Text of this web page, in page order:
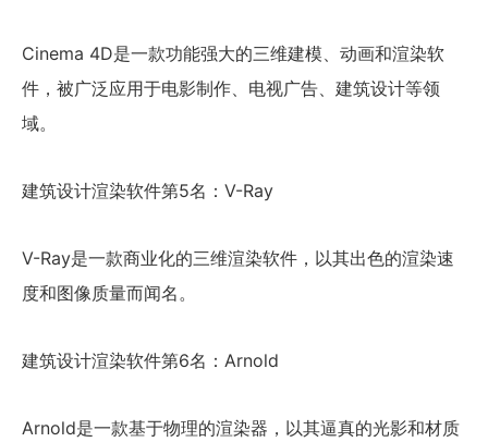
Cinema 4D是一款功能强大的三维建模、动画和渲染软
件，被广泛应用于电影制作、电视广告、建筑设计等领
域。
建筑设计渲染软件第5名：V-Ray
V-Ray是一款商业化的三维渲染软件，以其出色的渲染速
度和图像质量而闻名。
建筑设计渲染软件第6名：Arnold
Arnold是一款基于物理的渲染器，以其逼真的光影和材质